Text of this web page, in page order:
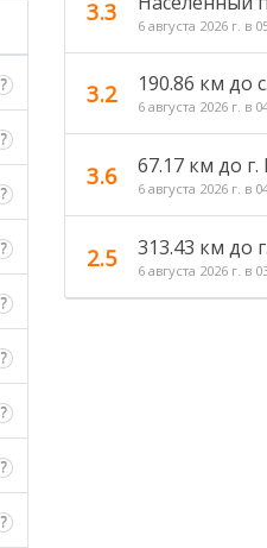
3.3 6 августа 2026 г. в
3.2 190.86 км до
6 августа 2026 г. в
3.6 67.17 км до
6 августа 2026 г. в
2.5 313.43 км до
6 августа 2026 г. в